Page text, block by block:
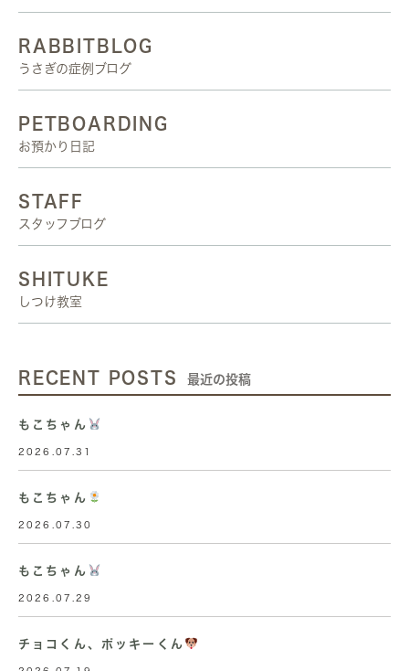
RABBITBLOG
うさぎの症例ブログ
PETBOARDING
お預かり日記
STAFF
スタッフブログ
SHITUKE
しつけ教室
RECENT POSTS 最近の投稿
もこちゃん
2026.07.31
もこちゃん
2026.07.30
もこちゃん
2026.07.29
チョコくん、ポッキーくん